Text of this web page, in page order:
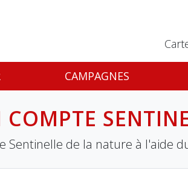
CAMPAGNES
COMPTE
Sentinelle de la nature à l'aide